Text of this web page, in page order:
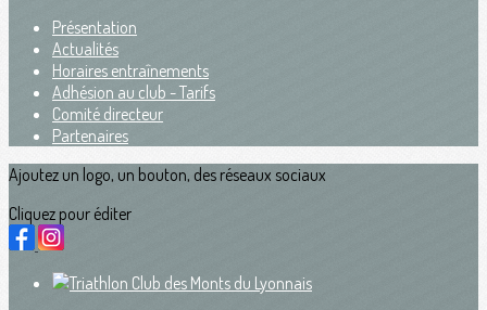
Présentation
Actualités
Horaires entraînements
Adhésion au club - Tarifs
Comité directeur
Partenaires
Ajoutez un logo, un bouton, des réseaux sociaux
Cliquez pour éditer